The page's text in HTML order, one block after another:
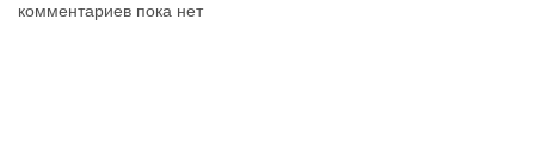
комментариев пока нет